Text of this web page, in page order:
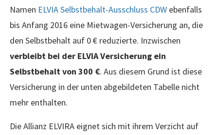
Namen ELVIA Selbstbehalt-Ausschluss CDW ebenfalls
bis Anfang 2016 eine Mietwagen-Versicherung an, die
den Selbstbehalt auf 0 € reduzierte. Inzwischen
verbleibt bei der ELVIA Versicherung ein
Selbstbehalt von 300 €. Aus diesem Grund ist diese
Versicherung in der unten abgebildeten Tabelle nicht
mehr enthalten.
Die Allianz ELVIRA eignet sich mit ihrem Verzicht auf